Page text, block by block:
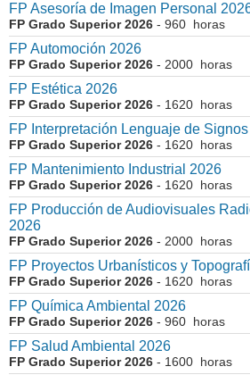
FP Asesoría de Imagen Personal
FP Grado Superior 2026 - 960 horas
FP Automoción 2026
FP Grado Superior 2026 - 2000 horas
FP Estética 2026
FP Grado Superior 2026 - 1620 horas
FP Interpretación Lenguaje de
FP Grado Superior 2026 - 1620 horas
FP Mantenimiento Industrial 2026
FP Grado Superior 2026 - 1620 horas
FP Producción de Audiovisuales
2026
FP Grado Superior 2026 - 2000 horas
FP Proyectos Urbanísticos y
FP Grado Superior 2026 - 1620 horas
FP Química Ambiental 2026
FP Grado Superior 2026 - 960 horas
FP Salud Ambiental 2026
FP Grado Superior 2026 - 1600 horas